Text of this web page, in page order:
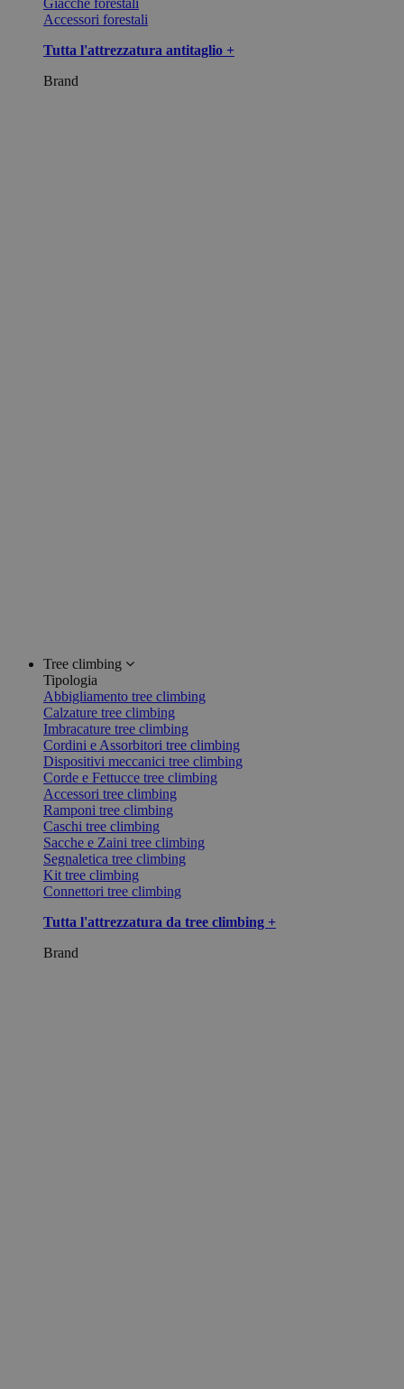
Giacche forestali
Accessori forestali
Tutta l'attrezzatura antitaglio +
Brand
Tree climbing
Tipologia
Abbigliamento tree climbing
Calzature tree climbing
Imbracature tree climbing
Cordini e Assorbitori tree climbing
Dispositivi meccanici tree climbing
Corde e Fettucce tree climbing
Accessori tree climbing
Ramponi tree climbing
Caschi tree climbing
Sacche e Zaini tree climbing
Segnaletica tree climbing
Kit tree climbing
Connettori tree climbing
Tutta l'attrezzatura da tree climbing +
Brand